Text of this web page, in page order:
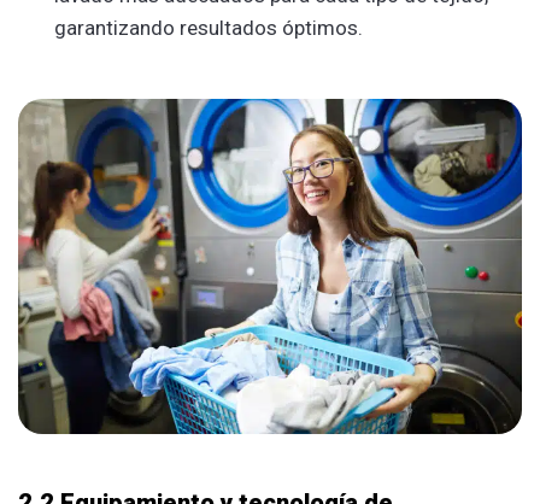
garantizando resultados óptimos.